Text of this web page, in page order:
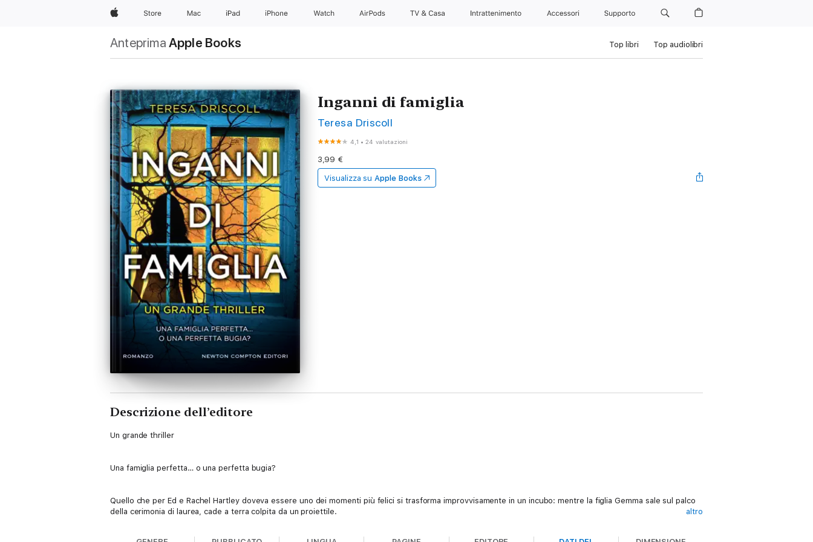
AppleStore Mac iPad iPhone Watch AirPods TV & Casa Intrattenimento Accessori Supporto
Anteprima Apple Books Top libri Top audiolibri
Inganni di famiglia
Teresa Driscoll
4,1 •24 valutazioni
3,99 €
Visualizza su Apple Books
Descrizione dell’editore
Un grande thriller
Una famiglia perfetta… o una perfetta bugia?
Quello che per Ed e Rachel Hartley doveva essere uno dei momenti più felici si trasforma improvvisamente in un incubo: mentre la figlia Gemma sale sul palco
della cerimonia di laurea, cade a terra colpita da un proiettile.
altro